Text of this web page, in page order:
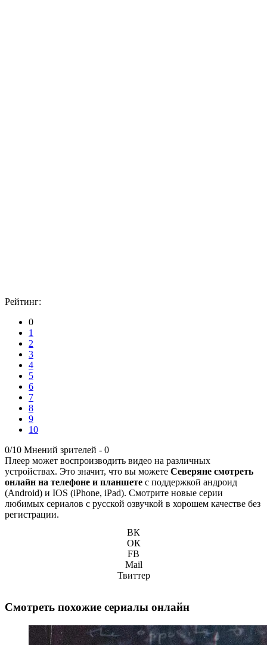
Рейтинг:
0
1
2
3
4
5
6
7
8
9
10
0/10 Мнений зрителей - 0
Плеер может воспроизводить видео на различных
устройствах. Это значит, что вы можете Северяне смотреть
онлайн на телефоне и планшете с поддержкой андроид
(Android) и IOS (iPhone, iPad). Смотрите новые серии
любимых сериалов с русской озвучкой в хорошем качестве без
регистрации.
ВК
ОК
FB
Mail
Твиттер
Смотреть похожие сериалы онлайн